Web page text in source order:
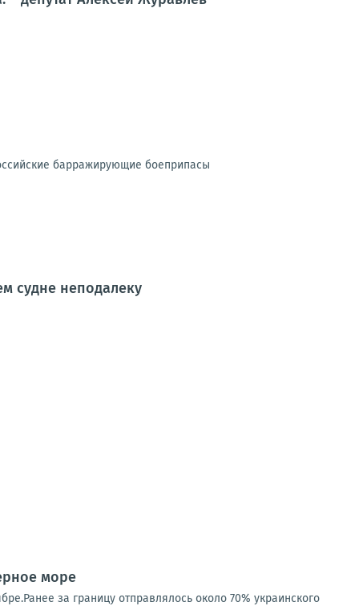
барражирующие боеприпасы
судне неподалеку
море
за границу отправлялось около 70% украинского